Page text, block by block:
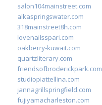
salon104mainstreet.com
alkaspringswater.com
318mainstreet8h.com
lovenailsspari.com
oakberry-kuwait.com
quartzliterary.com
friendsofbroderickpark.com
studiopiattellina.com
jannagrillspringfield.com
fujiyamacharleston.com